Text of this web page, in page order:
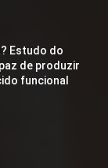
Estudo do
de produzir
funcional